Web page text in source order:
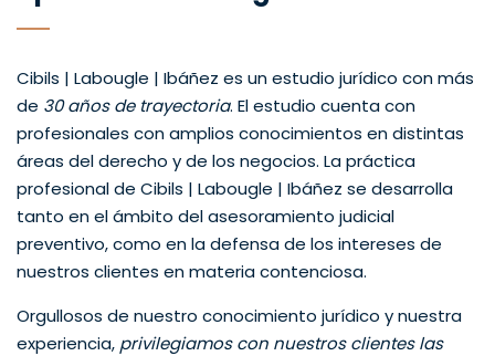
Cibils | Labougle | Ibáñez es un estudio jurídico con más
de 30 años de trayectoria. El estudio cuenta con
profesionales con amplios conocimientos en distintas
áreas del derecho y de los negocios. La práctica
profesional de Cibils | Labougle | Ibáñez se desarrolla
tanto en el ámbito del asesoramiento judicial
preventivo, como en la defensa de los intereses de
nuestros clientes en materia contenciosa.
Orgullosos de nuestro conocimiento jurídico y nuestra
experiencia, privilegiamos con nuestros clientes las